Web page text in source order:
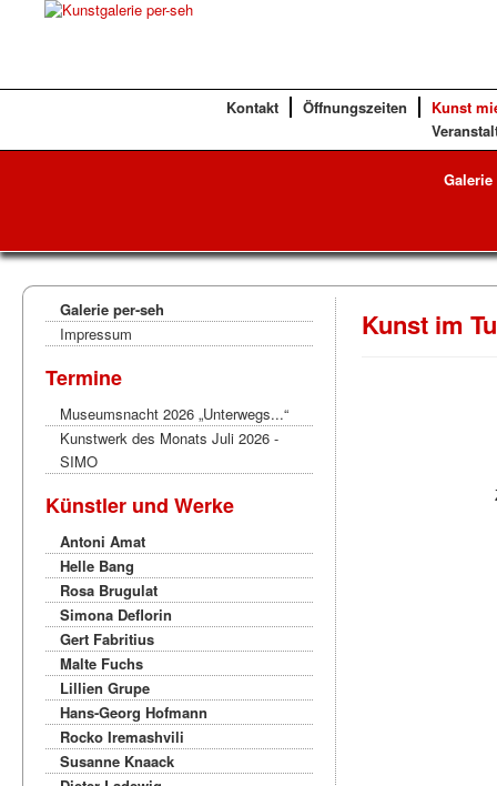
Kontakt Öffnungszeiten
Kunst
Galerie per-seh
Impressum
Termine
Museumsnacht 2026 „Unterwegs...“
Kunstwerk des Monats Juli 2026 -
SIMO
Künstler und Werke
Antoni Amat
Helle Bang
Rosa Brugulat
Simona Deflorin
Gert Fabritius
Malte Fuchs
Lillien Grupe
Hans-Georg Hofmann
Rocko Iremashvili
Susanne Knaack
Kunst im